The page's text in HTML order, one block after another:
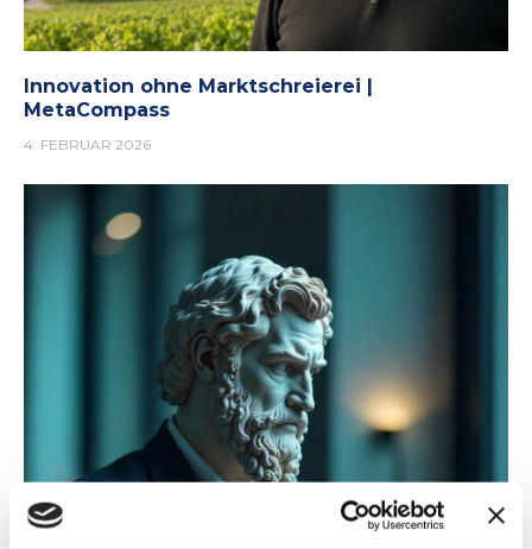
Innovation ohne Marktschreierei |
MetaCompass
4. FEBRUAR 2026